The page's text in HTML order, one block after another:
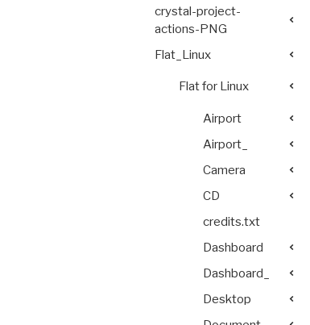
crystal-project-
actions-PNG
Flat_Linux
Flat for Linux
Airport
Airport_
Camera
CD
credits.txt
Dashboard
Dashboard_
Desktop